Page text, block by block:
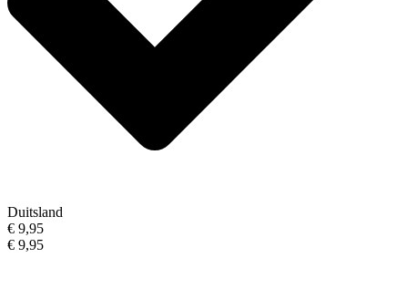
Duitsland
€ 9,95
€ 9,95